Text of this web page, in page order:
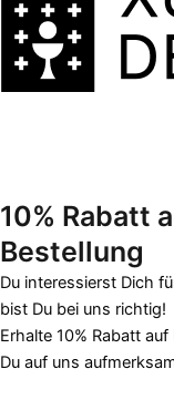
10% Rabatt
Bestellung
Du interessierst Dich
bist Du bei uns richtig!
Erhalte 10% Rabatt
Du auf uns